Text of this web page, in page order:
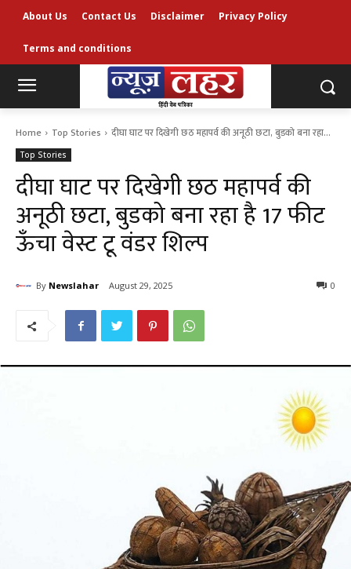
About Us Contact Us Disclaimer Privacy Policy
Terms and conditions
Home Top Stories दीघा घाट पर दिखेगी छठ महापर्व की अनूठी छटा, बुडको बना रहा...
Top Stories
दीघा घाट पर दिखेगी छठ महापर्व की
अनूठी छटा, बुडको बना रहा है 17 फीट
ऊँचा वेस्ट टू वंडर शिल्प
By Newslahar August 29, 2025 0